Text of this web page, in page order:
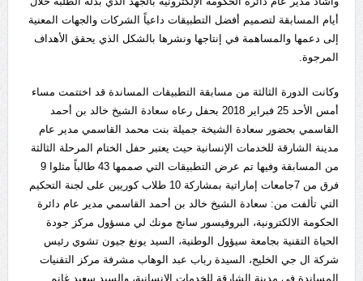
أيام المسابقة لتصميم أفضل التطبيقات داعياً الشركات والجهات المعنية
إلى دعمها والمساهمة في إنتاجها ونشرها بالشكل الذي يحقق الأهداف
المرجوة.
وكانت الدورة الثالثة من مسابقة التطبيقات المساندة قد اختتمت مساء
أمس الأحد 25 فبراير 2018 بحفل رعاه سعادة الشيخ خالد بن أحمد
القاسمي بحضور سعادة الشيخة جميلة بنت محمد القاسمي مدير عام
مدينة الشارقة للخدمات الإنسانية حيث يعتبر حفل الختام المرحلة الثالثة
من المسابقة وفيها تم عرض التطبيقات التي صممها 43 طالباً مثلوا 9
فرق من 7جامعات إماراتية بمشاركة 10 طلاب كوريين على لجنة التحكيم
التي تألفت من: سعادة الشيخ خالد بن أحمد القاسمي مدير عام دائرة
الحكومة الالكترونية، البروفيسور سانج مونك لي مسؤول مركز جودة
الحياة التقنية بجامعة سيؤول الوطنية، السيد يونغ جيون تشوي رئيس
شركة ال جي الخليج، السيدة رباب عبد الوهاب مشرفة مركز التقنيات
المساندة في مدينة الشارقة للخدمات الإنسانية، والسيد سعيد غانم